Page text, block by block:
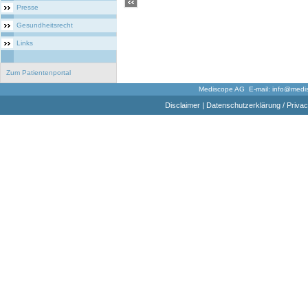
Presse
Gesundheitsrecht
Links
Zum Patientenportal
Mediscope AG E-mail:
Disclaimer| Datenschutzerklärung /